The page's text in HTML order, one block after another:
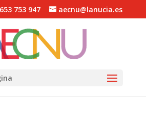
753 947 aecnu@lanucia.es